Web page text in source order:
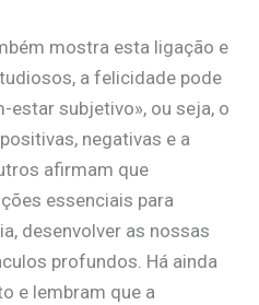
mostra esta ligação e
a felicidade pode
estar subjetivo», ou seja, o
negativas e a
afirmam que
essenciais para
desenvolver as nossas
profundos. Há ainda
e lembram que a